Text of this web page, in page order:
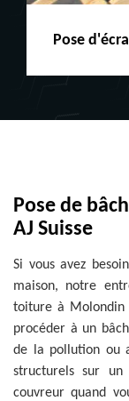
Peinture
Pose de
AJ Suisse
Si vous avez
maison, notre
toiture à Molondin
procéder à un
de la pollution ou
structurels sur
couvreur quand